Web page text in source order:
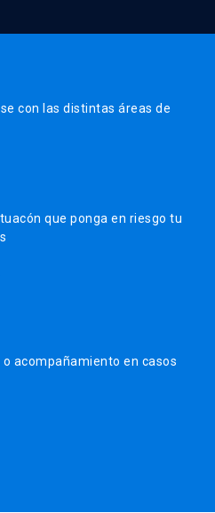
con las distintas áreas de
que ponga en riesgo tu
acompañamiento en casos